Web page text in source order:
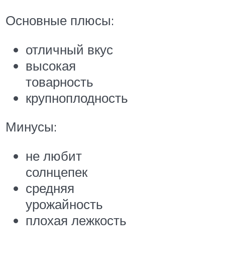
Основные плюсы:
отличный вкус
высокая
товарность
крупноплодность
Минусы:
не любит
солнцепек
средняя
урожайность
плохая лежкость